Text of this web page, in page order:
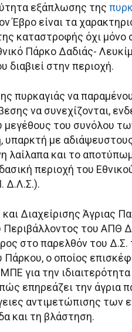
εξάπλωσης της
Έβρο είναι τα
καταστροφής όχι μόνο
Πάρκο Δαδιάς-
διαβιεί στην περιοχή.
πυρκαγιάς να
να συνεχίζονται,
μεγέθους του συνόλου
υπαρκτή με
λαίλαπα και το
περιοχή του
Δ.Λ.Σ.).
Διαχείρισης Άγριας
Περιβάλλοντος του ΑΠΘ
στο παρελθόν του Δ.Σ.
Πάρκου, ο οποίος
για την
επηρεάζει την άγρια
αντιμετώπισης
και τη βλάστηση.